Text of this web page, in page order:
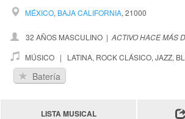
MÉXICO, BAJA CALIFORNIA, 21000
32 AÑOS MASCULINO | ACTIVO HACE MÁS
MÚSICO | LATINA, ROCK CLÁSICO, JAZZ,
Batería
LISTA MUSICAL